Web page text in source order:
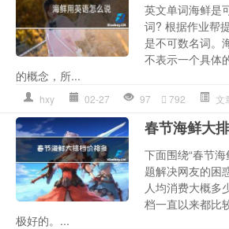
英文单词海鲜是
词? 根据作业帮
是不可数名词。
不表示一个具体
的概念，所...
hxy 02-27 97 792 文
春节海鲜大
下面围绕“春节
题解决网友的困
人均消费大概多
档一直以来都比
极好的。...